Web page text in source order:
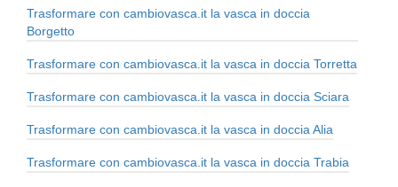
Trasformare con cambiovasca.it la vasca in doccia
Borgetto
Trasformare con cambiovasca.it la vasca in doccia Torretta
Trasformare con cambiovasca.it la vasca in doccia Sciara
Trasformare con cambiovasca.it la vasca in doccia Alia
Trasformare con cambiovasca.it la vasca in doccia Trabia